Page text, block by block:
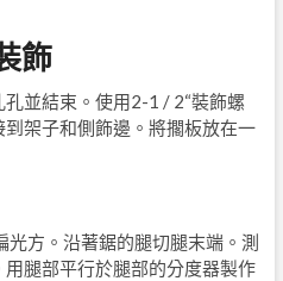
飾
並結束。使用2-1 / 2“裝飾螺
架子和側飾邊。將擱板放在一
方。沿著鋸的腿切腿末端。測
腿部平行於腿部的分度器製作